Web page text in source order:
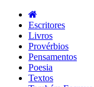
Escritores
Livros
Provérbios
Pensamentos
Poesia
Textos